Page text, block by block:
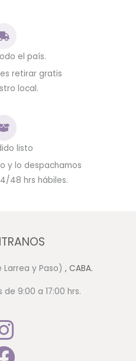
el país.
retirar gratis
local.
listo
y lo despachamos
48 hrs hábiles.
y Paso) , CABA.
de 9:00 a 17:00 hrs.